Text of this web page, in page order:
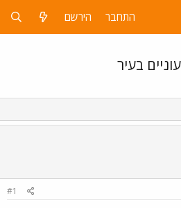
התחבר הירשם
בעיר
#1